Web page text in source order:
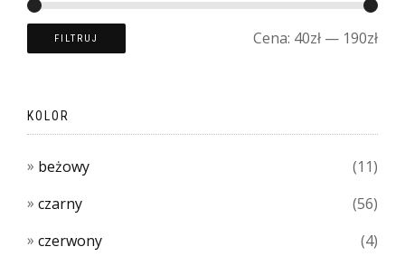
FILTRUJ Cena: 40zł — 190zł
KOLOR
beżowy
(11)
czarny
(56)
czerwony
(4)